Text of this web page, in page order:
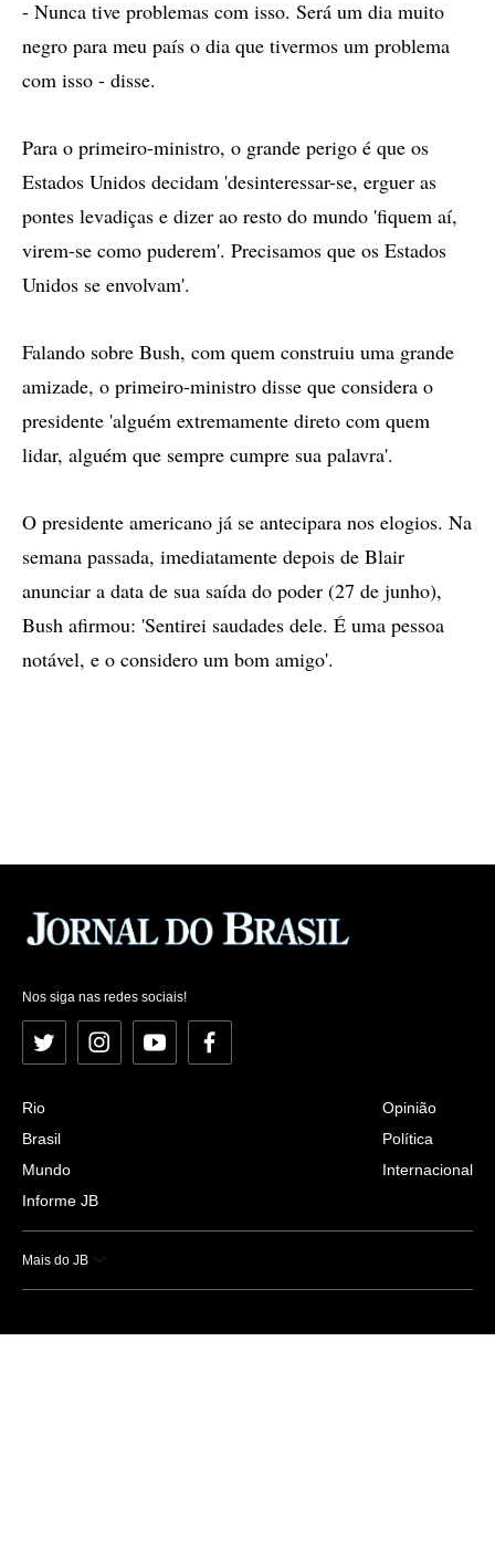
- Nunca tive problemas com isso. Será um dia muito
negro para meu país o dia que tivermos um problema
com isso - disse.
Para o primeiro-ministro, o grande perigo é que os
Estados Unidos decidam 'desinteressar-se, erguer as
pontes levadiças e dizer ao resto do mundo 'fiquem aí,
virem-se como puderem'. Precisamos que os Estados
Unidos se envolvam'.
Falando sobre Bush, com quem construiu uma grande
amizade, o primeiro-ministro disse que considera o
presidente 'alguém extremamente direto com quem
lidar, alguém que sempre cumpre sua palavra'.
O presidente americano já se antecipara nos elogios. Na
semana passada, imediatamente depois de Blair
anunciar a data de sua saída do poder (27 de junho),
Bush afirmou: 'Sentirei saudades dele. É uma pessoa
notável, e o considero um bom amigo'.
Nos siga nas redes sociais!
Twitter InstagramYouTubeFacebook
Rio
Brasil
Mundo
Informe JB
Opinião
Política
Internacional
Mais do JB
Esportes